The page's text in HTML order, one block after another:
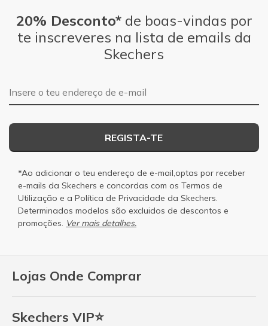
Lojas Onde Comprar
Skechers VIP⭐
20% Desconto*de boas-vindas por
te inscreveres na lista de emails da
Skechers
Endereço de e-mail
REGISTA-TE
*Ao adicionar o teu endereço de e-mail,optas por receber
e-mails da Skechers e concordas com os Termos de
Utilização e a Política de Privacidade da Skechers.
Determinados modelos são excluidos de descontos e
promoções. Ver mais detalhes.